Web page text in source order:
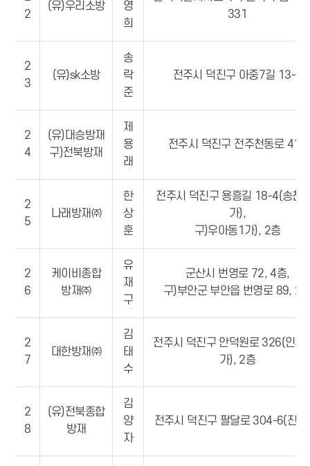
2
(유)우리소방
영
희
331
2
3
(유)sk소방
송
락
준
전주시 덕진구 아중7길 13-7
2
4
(유)대승방재
구)전북방재
제
용
래
전주시 덕진구 전주천동로 416
2
5
나래방재㈜
한
상
훈
전주시 덕진구 용흥길 18-4(송천
가),
구)우아동1가), 2층
2
6
케이비종합
방재㈜
유
재
구
군산시 번영로 72, 4층,
구)부안군 부안읍 번영로 89, 2
2
7
대한방재㈜
김
태
수
전주시 덕진구 안덕원로 326(인후
가), 2층
2
8
(유)전북종합
방재
김
양
자
전주시 덕진구 팔달로 304-6(진북